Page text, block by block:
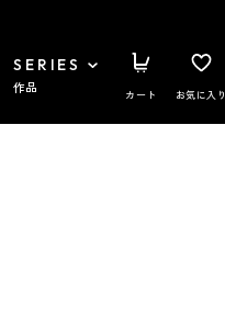
SERIES
作品 カート お気に入り